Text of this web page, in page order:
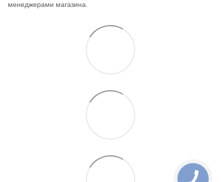
менеджерами магазина.